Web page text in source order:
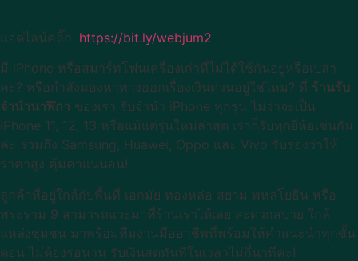
แอดไลน์คลิ๊ก: https://bit.ly/webjum2
มี iPhone หรือสมาร์ทโฟนเครื่องเก่าที่ไม่ได้ใช้กันอยู่หรือเปล่า
คะ? หรือกำลังมองหาทางออกเรื่องเงินด่วนอยู่ใช่ไหม? ที่ ร้านรับ
จำนำนาฬิกา ของเรา รับจำนำ iPhone ทุกรุ่น ไม่ว่าจะเป็น
iPhone 11, 12, 13 หรือแม้แต่รุ่นใหม่ล่าสุด เราก็รับทุกยี่ห้อเช่นกัน
ค่ะ รวมถึง Samsung, Huawei, Oppo และ Vivo รับรองว่าให้
ราคาสูง คุ้มค่าแน่นอน!
ลูกค้าที่อยู่ใกล้กับพื้นที่ เอกมัย ทองหล่อ สยาม พหลโยธิน หรือ
พระราม 9 สามารถแวะมาที่ร้านเราได้เลย สะดวกสบาย ใกล้
แหล่งชุมชน มาพร้อมทีมงานมืออาชีพที่พร้อมให้คำแนะนำทุกขั้น
ตอน ไม่ต้องรอนาน รับเงินสดทันทีในเวลาไม่กี่นาทีค่ะ!